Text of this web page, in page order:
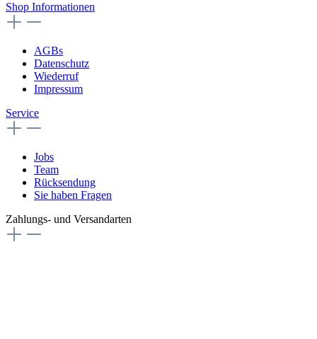
Shop Informationen
AGBs
Datenschutz
Wiederruf
Impressum
Service
Jobs
Team
Rücksendung
Sie haben Fragen
Zahlungs- und Versandarten